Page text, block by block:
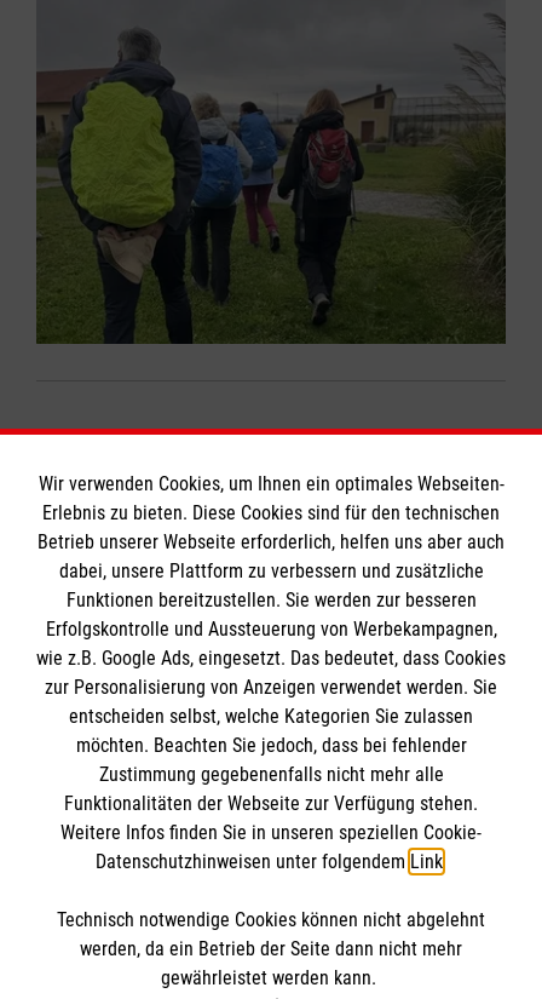
Informationen
Impressum
Datenschutz
Kontakt
Barrierefreiheit
Die Malteser
Malteser in Deutschland
Malteserorden
Sharepoint
Spendenkonto
IBAN: DE82 3706 0120 1201 2180 19
BIC: GENODED1PA7
So finden Sie uns
Wir verwenden Cookies, um Ihnen ein optimales Webseiten-
Erlebnis zu bieten. Diese Cookies sind für den technischen
Betrieb unserer Webseite erforderlich, helfen uns aber auch
dabei, unsere Plattform zu verbessern und zusätzliche
Funktionen bereitzustellen. Sie werden zur besseren
Erfolgskontrolle und Aussteuerung von Werbekampagnen,
wie z.B. Google Ads, eingesetzt. Das bedeutet, dass Cookies
zur Personalisierung von Anzeigen verwendet werden. Sie
entscheiden selbst, welche Kategorien Sie zulassen
möchten. Beachten Sie jedoch, dass bei fehlender
Zustimmung gegebenenfalls nicht mehr alle
Funktionalitäten der Webseite zur Verfügung stehen.
Weitere Infos finden Sie in unseren speziellen Cookie-
Datenschutzhinweisen unter folgendem Link.
Technisch notwendige Cookies können nicht abgelehnt
werden, da ein Betrieb der Seite dann nicht mehr
gewährleistet werden kann.